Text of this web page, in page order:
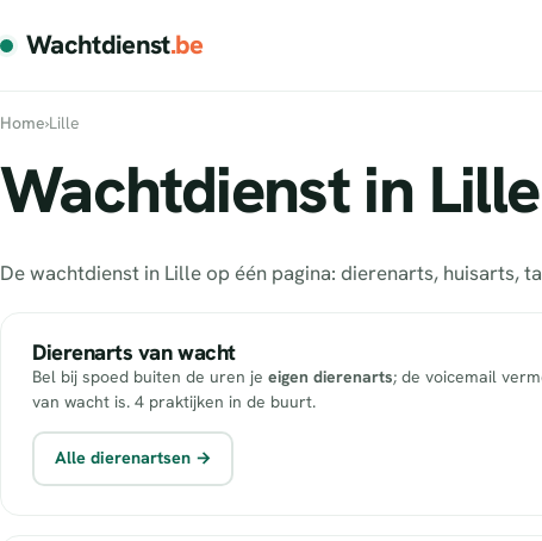
Wachtdienst.be
Home›Lille
Wachtdienst in
De wachtdienst in Lille op één pagina: dierenarts, huisarts,
Dierenarts van wacht
Bel bij spoed buiten de uren je eigen dierenarts; de voicemail
van wacht is. 4 praktijken in de buurt.
Alle dierenartsen →